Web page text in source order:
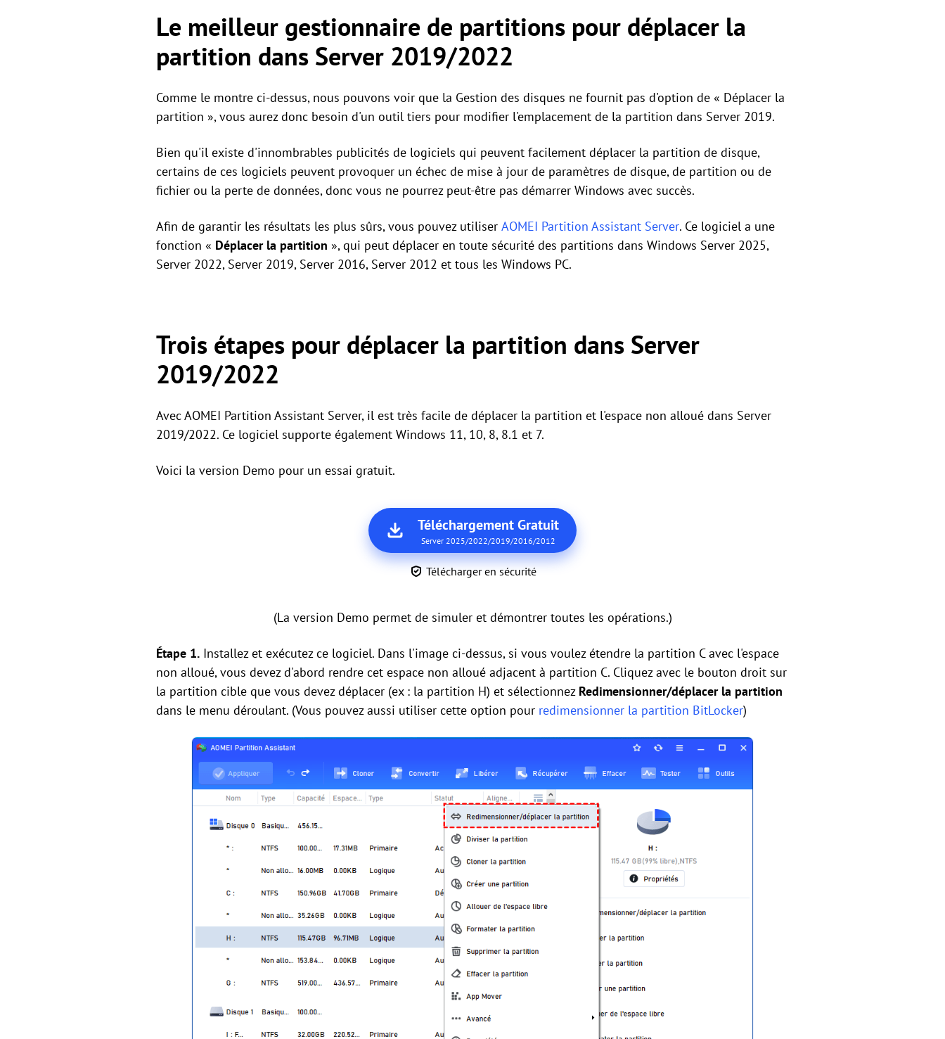
Le meilleur gestionnaire de partitions pour déplacer la
partition dans Server 2019/2022
Comme le montre ci-dessus, nous pouvons voir que la Gestion des disques ne fournit pas d'option de « Déplacer la
partition », vous aurez donc besoin d'un outil tiers pour modifier l'emplacement de la partition dans Server 2019.
Bien qu'il existe d'innombrables publicités de logiciels qui peuvent facilement déplacer la partition de disque,
certains de ces logiciels peuvent provoquer un échec de mise à jour de paramètres de disque, de partition ou de
fichier ou la perte de données, donc vous ne pourrez peut-être pas démarrer Windows avec succès.
Afin de garantir les résultats les plus sûrs, vous pouvez utiliser AOMEI Partition Assistant Server. Ce logiciel a une
fonction « Déplacer la partition », qui peut déplacer en toute sécurité des partitions dans Windows Server 2025,
Server 2022, Server 2019, Server 2016, Server 2012 et tous les Windows PC.
Trois étapes pour déplacer la partition dans Server
2019/2022
Avec AOMEI Partition Assistant Server, il est très facile de déplacer la partition et l'espace non alloué dans Server
2019/2022. Ce logiciel supporte également Windows 11, 10, 8, 8.1 et 7.
Voici la version Demo pour un essai gratuit.
Téléchargement Gratuit
Server 2025/2022/2019/2016/2012
Télécharger en sécurité
(La version Demo permet de simuler et démontrer toutes les opérations.)
Étape 1. Installez et exécutez ce logiciel. Dans l'image ci-dessus, si vous voulez étendre la partition C avec l'espace
non alloué, vous devez d'abord rendre cet espace non alloué adjacent à partition C. Cliquez avec le bouton droit sur
la partition cible que vous devez déplacer (ex : la partition H) et sélectionnez Redimensionner/déplacer la partition
dans le menu déroulant. (Vous pouvez aussi utiliser cette option pour redimensionner la partition BitLocker)